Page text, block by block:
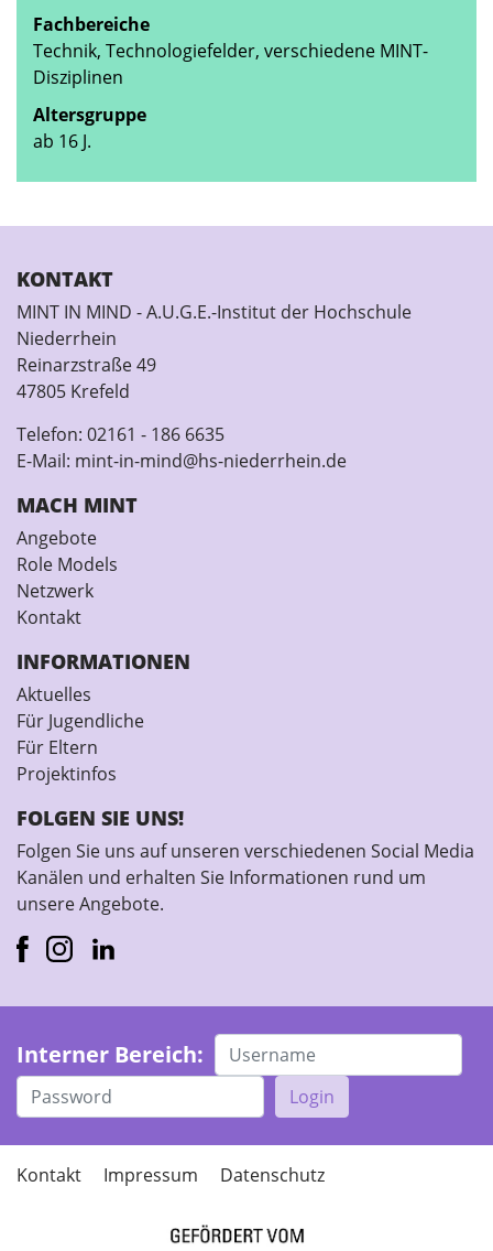
Fachbereiche
Technik, Technologiefelder, verschiedene MINT-
Disziplinen
Altersgruppe
ab 16 J.
KONTAKT
MINT IN MIND - A.U.G.E.-Institut der Hochschule
Niederrhein
Reinarzstraße 49
47805 Krefeld
Telefon: 02161 - 186 6635
E-Mail: mint-in-mind@hs-niederrhein.de
MACH MINT
Angebote
Role Models
Netzwerk
Kontakt
INFORMATIONEN
Aktuelles
Für Jugendliche
Für Eltern
Projektinfos
FOLGEN SIE UNS!
Folgen Sie uns auf unseren verschiedenen Social Media
Kanälen und erhalten Sie Informationen rund um
unsere Angebote.
Interner Bereich:
Login
Kontakt Impressum Datenschutz